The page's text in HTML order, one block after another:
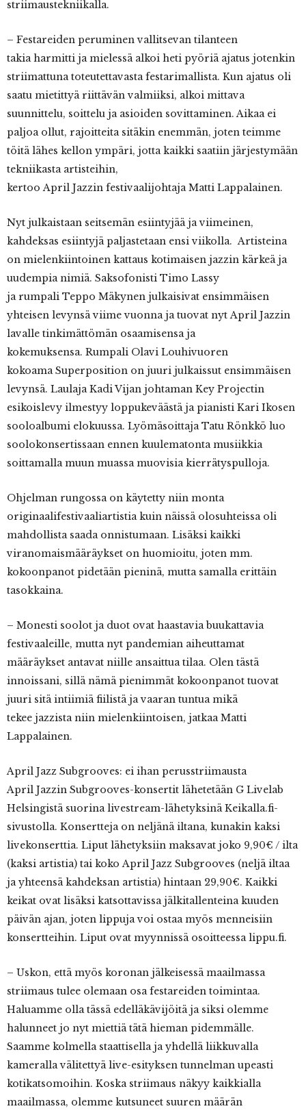
striimaustekniikalla.
– Festareiden peruminen vallitsevan tilanteen
takia harmitti ja mielessä alkoi heti pyöriä ajatus jotenkin
striimattuna toteutettavasta festarimallista. Kun ajatus oli
saatu mietittyä riittävän valmiiksi, alkoi mittava
suunnittelu, soittelu ja asioiden sovittaminen. Aikaa ei
paljoa ollut, rajoitteita sitäkin enemmän, joten teimme
töitä lähes kellon ympäri, jotta kaikki saatiin järjestymään
tekniikasta artisteihin,
kertoo April Jazzin festivaalijohtaja Matti Lappalainen.
Nyt julkaistaan seitsemän esiintyjää ja viimeinen,
kahdeksas esiintyjä paljastetaan ensi viikolla. Artisteina
on mielenkiintoinen kattaus kotimaisen jazzin kärkeä ja
uudempia nimiä. Saksofonisti Timo Lassy
ja rumpali Teppo Mäkynen julkaisivat ensimmäisen
yhteisen levynsä viime vuonna ja tuovat nyt April Jazzin
lavalle tinkimättömän osaamisensa ja
kokemuksensa. Rumpali Olavi Louhivuoren
kokoama Superposition on juuri julkaissut ensimmäisen
levynsä. Laulaja Kadi Vijan johtaman Key Projectin
esikoislevy ilmestyy loppukeväästä ja pianisti Kari Ikosen
sooloalbumi elokuussa. Lyömäsoittaja Tatu Rönkkö luo
soolokonsertissaan ennen kuulematonta musiikkia
soittamalla muun muassa muovisia kierrätyspulloja.
Ohjelman rungossa on käytetty niin monta
originaalifestivaaliartistia kuin näissä olosuhteissa oli
mahdollista saada onnistumaan. Lisäksi kaikki
viranomaismääräykset on huomioitu, joten mm.
kokoonpanot pidetään pieninä, mutta samalla erittäin
tasokkaina.
– Monesti soolot ja duot ovat haastavia buukattavia
festivaaleille, mutta nyt pandemian aiheuttamat
määräykset antavat niille ansaittua tilaa. Olen tästä
innoissani, sillä nämä pienimmät kokoonpanot tuovat
juuri sitä intiimiä fiilistä ja vaaran tuntua mikä
tekee jazzista niin mielenkiintoisen, jatkaa Matti
Lappalainen.
April Jazz Subgrooves: ei ihan perusstriimausta
April Jazzin Subgrooves-konsertit lähetetään G Livelab
Helsingistä suorina livestream-lähetyksinä Keikalla.fi-
sivustolla. Konsertteja on neljänä iltana, kunakin kaksi
livekonserttia. Liput lähetyksiin maksavat joko 9,90€ / ilta
(kaksi artistia) tai koko April Jazz Subgrooves (neljä iltaa
ja yhteensä kahdeksan artistia) hintaan 29,90€. Kaikki
keikat ovat lisäksi katsottavissa jälkitallenteina kuuden
päivän ajan, joten lippuja voi ostaa myös menneisiin
konsertteihin. Liput ovat myynnissä osoitteessa lippu.fi.
– Uskon, että myös koronan jälkeisessä maailmassa
striimaus tulee olemaan osa festareiden toimintaa.
Haluamme olla tässä edelläkävijöitä ja siksi olemme
halunneet jo nyt miettiä tätä hieman pidemmälle.
Saamme kolmella staattisella ja yhdellä liikkuvalla
kameralla välitettyä live-esityksen tunnelman upeasti
kotikatsomoihin. Koska striimaus näkyy kaikkialla
maailmassa, olemme kutsuneet suuren määrän